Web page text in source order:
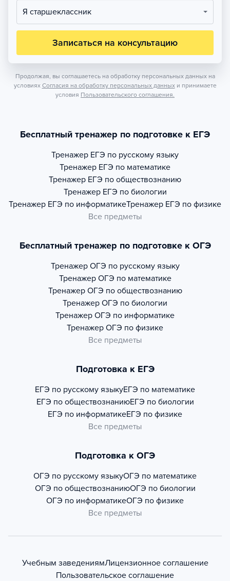
Я старшеклассник
Записаться на консультацию
Продолжая, вы соглашаетесь на обработку персональных данных на
условиях Согласия на обработку персональных данных и принимаете
условия Пользовательского соглашения.
Бесплатный тренажер по подготовке к ЕГЭ
Тренажер ЕГЭ по русскому языку
Тренажер ЕГЭ по математике
Тренажер ЕГЭ по обществознанию
Тренажер ЕГЭ по биологии
Тренажер ЕГЭ по информатикеТренажер ЕГЭ по физике
Все предметы
Бесплатный тренажер по подготовке к ОГЭ
Тренажер ОГЭ по русскому языку
Тренажер ОГЭ по математике
Тренажер ОГЭ по обществознанию
Тренажер ОГЭ по биологии
Тренажер ОГЭ по информатике
Тренажер ОГЭ по физике
Все предметы
Подготовка к ЕГЭ
ЕГЭ по русскому языкуЕГЭ по математике
ЕГЭ по обществознаниюЕГЭ по биологии
ЕГЭ по информатикеЕГЭ по физике
Все предметы
Подготовка к ОГЭ
ОГЭ по русскому языкуОГЭ по математике
ОГЭ по обществознаниюОГЭ по биологии
ОГЭ по информатикеОГЭ по физике
Все предметы
Учебным заведениямЛицензионное соглашение
Пользовательское соглашение